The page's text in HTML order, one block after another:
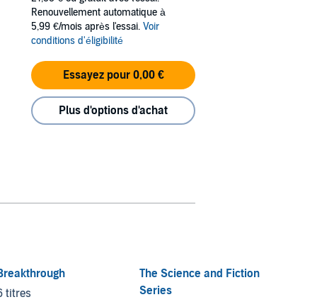
Renouvellement automatique à
5,99 €/mois après l'essai. Voir
conditions d'éligibilité
Essayez pour 0,00 €
Plus d'options d'achat
titres
The Science and Fiction
Series